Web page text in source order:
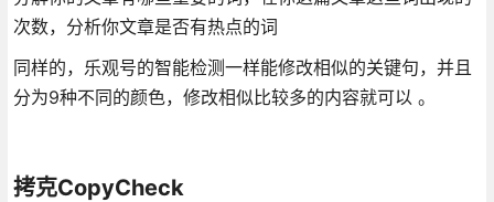
次数，分析你文章是否有热点的词
同样的，乐观号的智能检测一样能修改相似的关键句，并且
分为9种不同的颜色，修改相似比较多的内容就可以 。
拷克CopyCheck